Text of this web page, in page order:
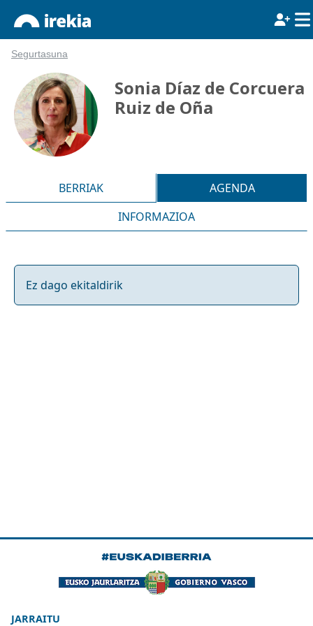
Segurtasuna
Sonia Díaz de Corcuera
Ruiz de Oña
BERRIAK
AGENDA
INFORMAZIOA
Ez dago ekitaldirik
JARRAITU